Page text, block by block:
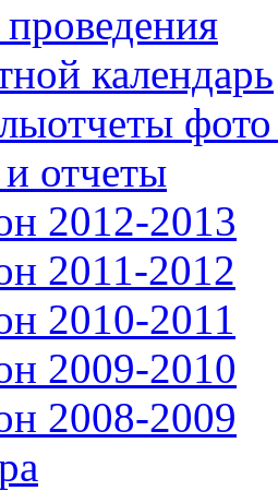
календарь
отчеты
отчеты
2012-2013
2011-2012
2010-2011
2009-2010
2008-2009